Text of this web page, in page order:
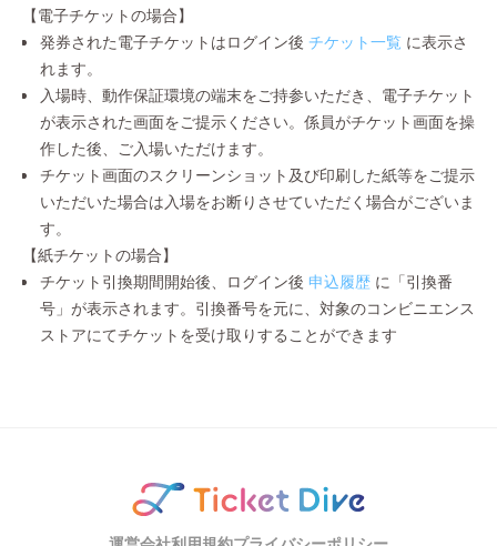
【電子チケットの場合】
発券された電子チケットはログイン後 チケット一覧 に表示さ
れます。
入場時、動作保証環境の端末をご持参いただき、電子チケット
が表示された画面をご提示ください。係員がチケット画面を操
作した後、ご入場いただけます。
チケット画面のスクリーンショット及び印刷した紙等をご提示
いただいた場合は入場をお断りさせていただく場合がございま
す。
【紙チケットの場合】
チケット引換期間開始後、ログイン後 申込履歴 に「引換番
号」が表示されます。引換番号を元に、対象のコンビニエンス
ストアにてチケットを受け取りすることができます